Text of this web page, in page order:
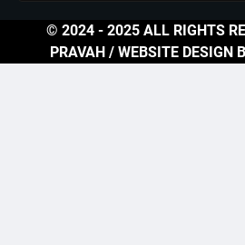
© 2024 - 2025 ALL RIGHTS
PRAVAH / WEBSITE DESIGN